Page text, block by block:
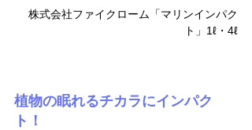
株式会社ファイクローム「マリンインパク
ト」1ℓ・4ℓ
植物の眠れるチカラにインパク
ト！